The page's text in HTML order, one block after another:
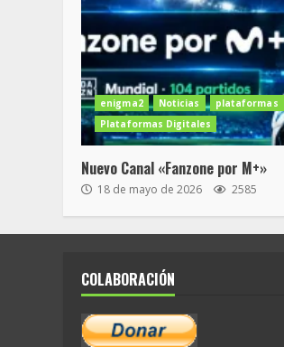
enigma2 Noticias
plataformas
Plataformas Digitales
Nuevo Canal «Fanzone por M+»
18 de mayo de 2026 2585
COLABORACIÓN